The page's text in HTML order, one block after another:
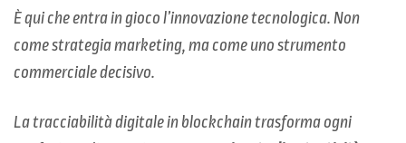
È qui che entra in gioco l’innovazione tecnologica. Non
come strategia marketing, ma come uno strumento
commerciale decisivo.
La tracciabilità digitale in blockchain trasforma ogni